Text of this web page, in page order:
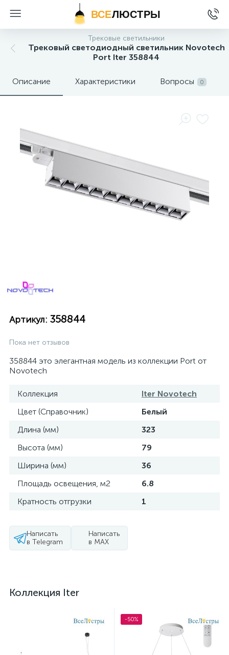
ВСЕЛЮСТРЫ
Трековые светильники
Трековый светодиодный светильник Novotech
Port Iter 358844
Описание Характеристики Вопросы 0
Артикул: 358844
Пока нет отзывов
358844 это элегантная модель из коллекции Port от
Novotech
Коллекция
Iter Novotech
Цвет (Справочник)
Белый
Длина (мм)
323
Высота (мм)
79
Ширина (мм)
36
Площадь освещения, м2
6.8
Кратность отгрузки
1
Написать
в Telegram
Написать
в MAX
Коллекция Iter
-50%